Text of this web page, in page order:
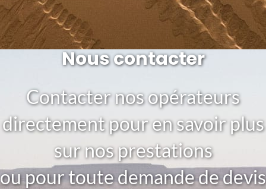
Nous contacter
Contacter nos opérateurs
directement pour en savoir plus
sur nos prestations
ou pour toute demande de devis